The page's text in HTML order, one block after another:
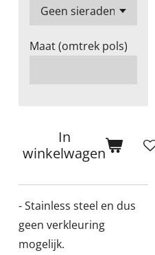
Maat (omtrek pols)
In
winkelwagen
- Stainless steel en dus
geen verkleuring
mogelijk.